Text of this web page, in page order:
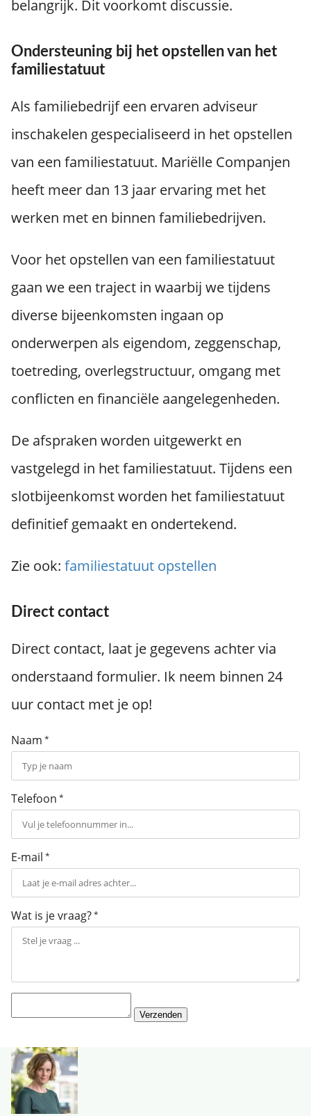
belangrijk. Dit voorkomt discussie.
Ondersteuning bij het opstellen van het
familiestatuut
Als familiebedrijf een ervaren adviseur
inschakelen gespecialiseerd in het opstellen
van een familiestatuut. Mariëlle Companjen
heeft meer dan 13 jaar ervaring met het
werken met en binnen familiebedrijven.
Voor het opstellen van een familiestatuut
gaan we een traject in waarbij we tijdens
diverse bijeenkomsten ingaan op
onderwerpen als eigendom, zeggenschap,
toetreding, overlegstructuur, omgang met
conflicten en financiële aangelegenheden.
De afspraken worden uitgewerkt en
vastgelegd in het familiestatuut. Tijdens een
slotbijeenkomst worden het familiestatuut
definitief gemaakt en ondertekend.
Zie ook: familiestatuut opstellen
Direct contact
Direct contact, laat je gegevens achter via
onderstaand formulier. Ik neem binnen 24
uur contact met je op!
Naam *
Telefoon *
E-mail *
Wat is je vraag?*
Verzenden